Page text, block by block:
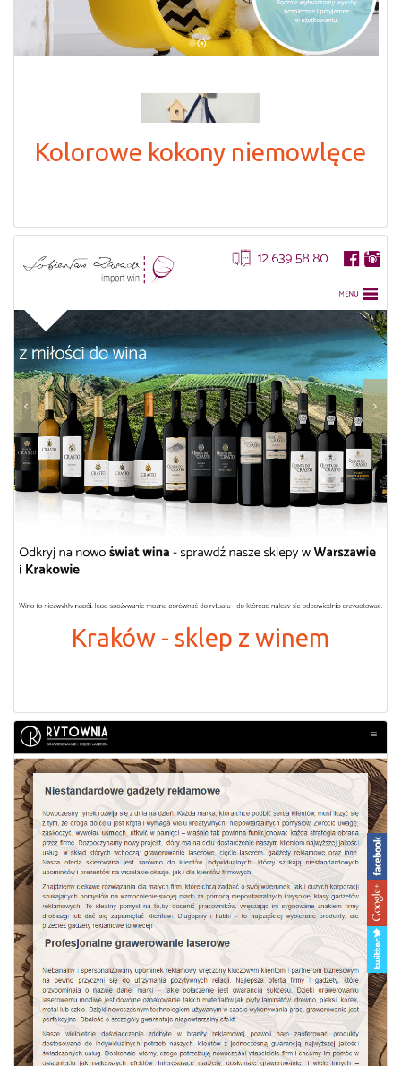
Kolorowe kokony niemowlęce
Kraków - sklep z winem